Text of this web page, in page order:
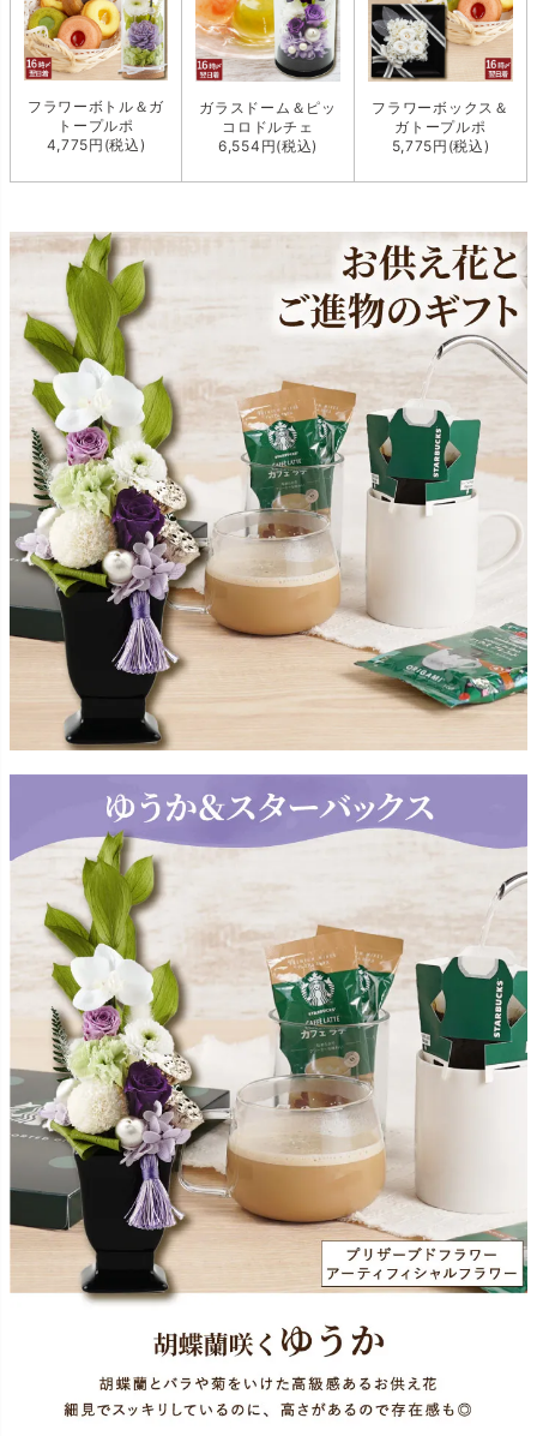
フラワーボトル＆ガ
トープルポ
4,775円(税込)
ガラスドーム＆ピッ
コロドルチェ
6,554円(税込)
フラワーボックス＆
ガトープルポ
5,775円(税込)